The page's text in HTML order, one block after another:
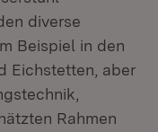
diverse
Beispiel in den
Eichstetten, aber
Rahmen